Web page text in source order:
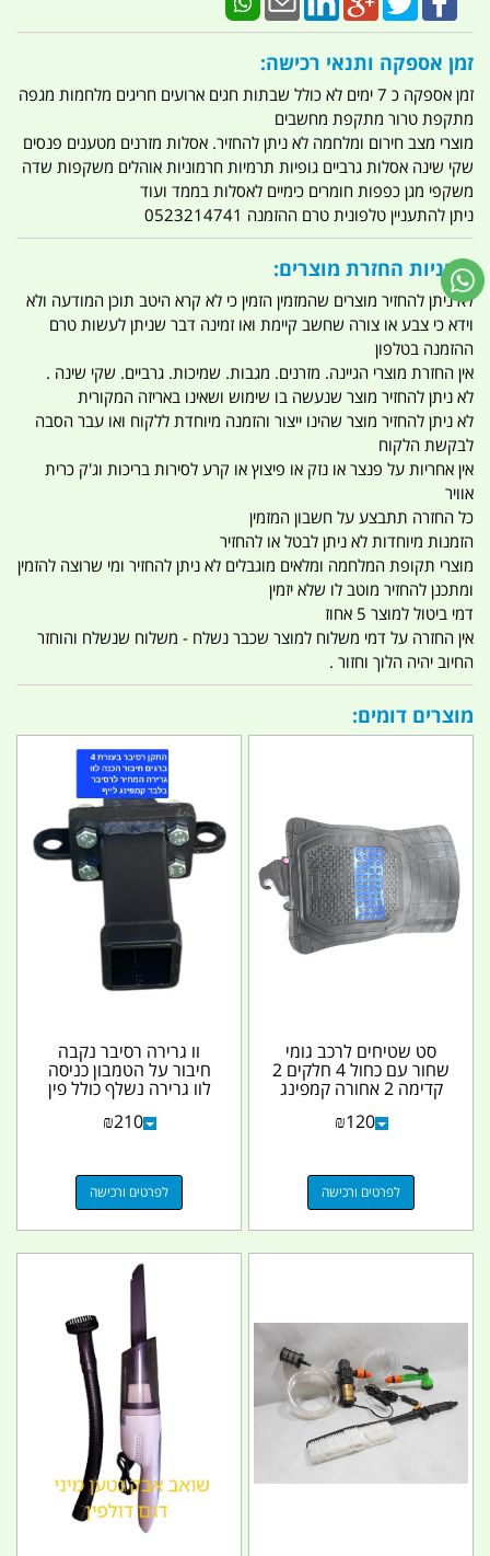
זמן אספקה ותנאי רכישה:
זמן אספקה כ 7 ימים לא כולל שבתות חגים ארועים חריגים מלחמות מגפה
מתקפת טרור מתקפת מחשבים
מוצרי מצב חירום ומלחמה לא ניתן להחזיר. אסלות מזרנים מטענים פנסים
שקי שינה אסלות גרביים גופיות תרמיות חרמוניות אוהלים משקפות שדה
משקפי מגן כפפות חומרים כימיים לאסלות בממד ועוד
ניתן להתעניין טלפונית טרם ההזמנה 0523214741
מדיניות החזרת מוצרים:
לא ניתן להחזיר מוצרים שהמזמין הזמין כי לא קרא היטב תוכן המודעה ולא
וידא כי צבע או צורה שחשב קיימת ואו זמינה דבר שניתן לעשות טרם
ההזמנה בטלפון
אין החזרת מוצרי הגיינה. מזרנים. מגבות. שמיכות. גרביים. שקי שינה .
לא ניתן להחזיר מוצר שנעשה בו שימוש ושאינו באריזה המקורית
לא ניתן להחזיר מוצר שהינו ייצור והזמנה מיוחדת ללקוח ואו עבר הסבה
לבקשת הלקוח
אין אחריות על פנצר או נזק או פיצוץ או קרע לסירות בריכות וג'ק כרית
אוויר
כל החזרה תתבצע על חשבון המזמין
הזמנות מיוחדות לא ניתן לבטל או להחזיר
מוצרי תקופת המלחמה ומלאים מוגבלים לא ניתן להחזיר ומי שרוצה להזמין
ומתכנן להחזיר מוטב לו שלא יזמין
דמי ביטול למוצר 5 אחוז
אין החזרה על דמי משלוח למוצר שכבר נשלח - משלוח שנשלח והוחזר
החיוב יהיה הלוך וחזור .
מוצרים דומים:
סט שטיחים לרכב גומי
שחור עם כחול 4 חלקים 2
קדימה 2 אחורה קמפינג
₪120
לפרטים ורכישה
וו גרירה רסיבר נקבה
חיבור על הטמבון כניסה
לוו גרירה נשלף כולל פין
אבטחה וניצרה...
₪210
לפרטים ורכישה